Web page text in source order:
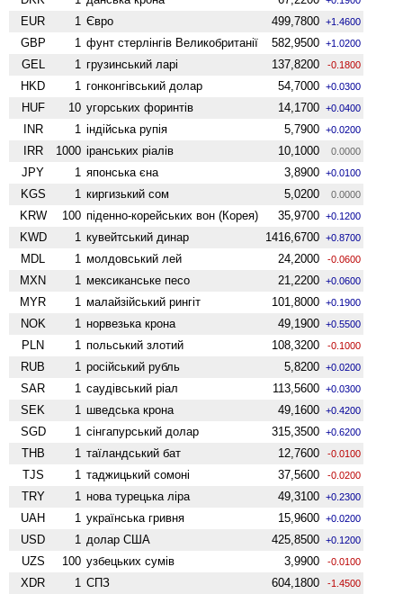
EUR 1 Євро 499,7800 +1.4600
GBP 1 фунт стерлінгів Велико­британії 582,9500 +1.0200
GEL 1 грузинський ларі 137,8200 -0.1800
HKD 1 гонконгівський долар 54,7000 +0.0300
HUF 10 угорських форинтів 14,1700 +0.0400
INR 1 індійська рупія 5,7900 +0.0200
IRR 1000 іранських ріалів 10,1000 0.0000
JPY 1 японська єна 3,8900 +0.0100
KGS 1 киргизький сом 5,0200 0.0000
KRW 100 піденно-корейських вон (Корея) 35,9700 +0.1200
KWD 1 кувейтський динар 1416,6700 +0.8700
MDL 1 молдовський лей 24,2000 -0.0600
MXN 1 мексиканське песо 21,2200 +0.0600
MYR 1 малайзійський рингіт 101,8000 +0.1900
NOK 1 норвезька крона 49,1900 +0.5500
PLN 1 польський злотий 108,3200 -0.1000
RUB 1 російський рубль 5,8200 +0.0200
SAR 1 саудівський ріал 113,5600 +0.0300
SEK 1 шведська крона 49,1600 +0.4200
SGD 1 сінгапурський долар 315,3500 +0.6200
THB 1 таїландський бат 12,7600 -0.0100
TJS 1 таджицький сомоні 37,5600 -0.0200
TRY 1 нова турецька ліра 49,3100 +0.2300
UAH 1 українська гривня 15,9600 +0.0200
USD 1 долар США 425,8500 +0.1200
UZS 100 узбецьких сумів 3,9900 -0.0100
XDR 1 СПЗ 604,1800 -1.4500